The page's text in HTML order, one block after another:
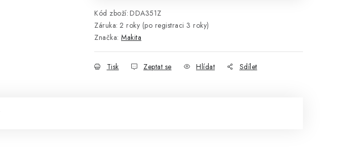
Kód zboží: DDA351Z
Záruka: 2 roky (po registraci 3 roky)
Značka: Makita
Tisk Zeptat se Hlídat Sdílet